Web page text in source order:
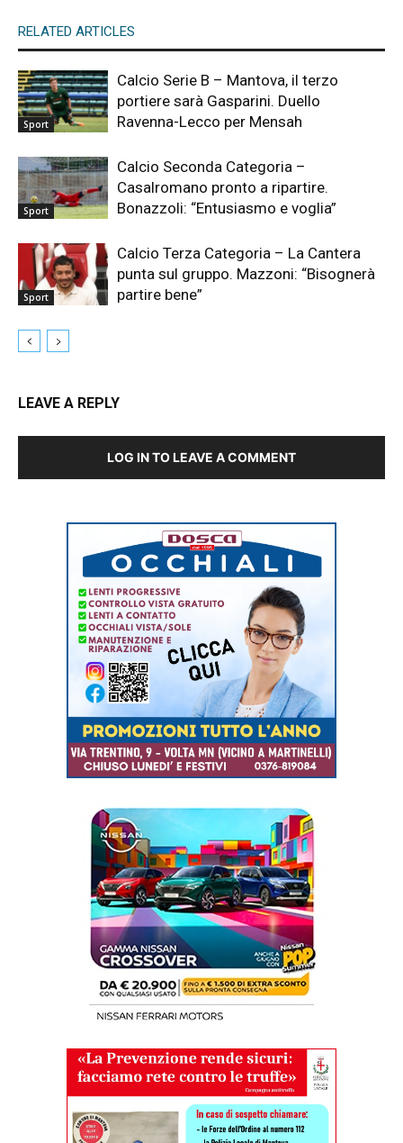
RELATED ARTICLES
Sport
Calcio Serie B – Mantova, il terzo
portiere sarà Gasparini. Duello
Ravenna-Lecco per Mensah
Sport
Calcio Seconda Categoria –
Casalromano pronto a ripartire.
Bonazzoli: “Entusiasmo e voglia”
Sport
Calcio Terza Categoria – La Cantera
punta sul gruppo. Mazzoni: “Bisognerà
partire bene”
LEAVE A REPLY
LOG IN TO LEAVE A COMMENT